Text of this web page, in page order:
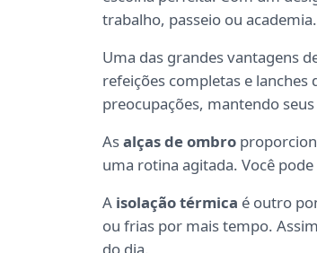
trabalho, passeio ou academia.
Uma das grandes vantagens
refeições completas e
preocupações, mantendo
Asalças de ombro
uma rotina agitada. Você
A isolação térmica é outro
ou frias por mais tempo.